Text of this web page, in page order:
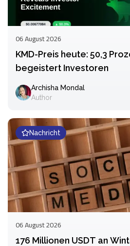
06 August 2026
KMD-Preis heute: 50,3
begeistert Investoren
Archisha Mondal
Author
Nachricht
06 August 2026
176 Millionen USDT an